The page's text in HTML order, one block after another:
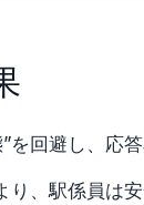
を回避し、応
り、駅係員は